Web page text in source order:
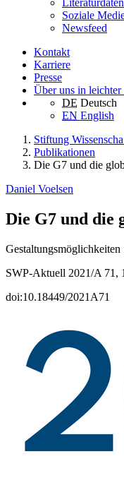
Soziale
Newsfeed
Kontakt
Karriere
Presse
Über uns in leichter
DE Deutsch
EN English
Stiftung
Publikationen
Die G7 und die
Daniel Voelsen
Die G7 und die
SWP-Aktuell 2021/A 71,
doi:10.18449/2021A71